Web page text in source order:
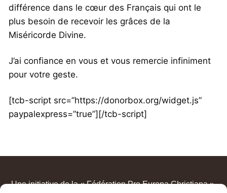
différence dans le cœur des Français qui ont le
plus besoin de recevoir les grâces de la
Miséricorde Divine.
J’ai confiance en vous et vous remercie infiniment
pour votre geste.
[tcb-script src=”https://donorbox.org/widget.js”
paypalexpress=”true”][/tcb-script]
Une initiative de la « Fédération Pro Europa Christiana ».